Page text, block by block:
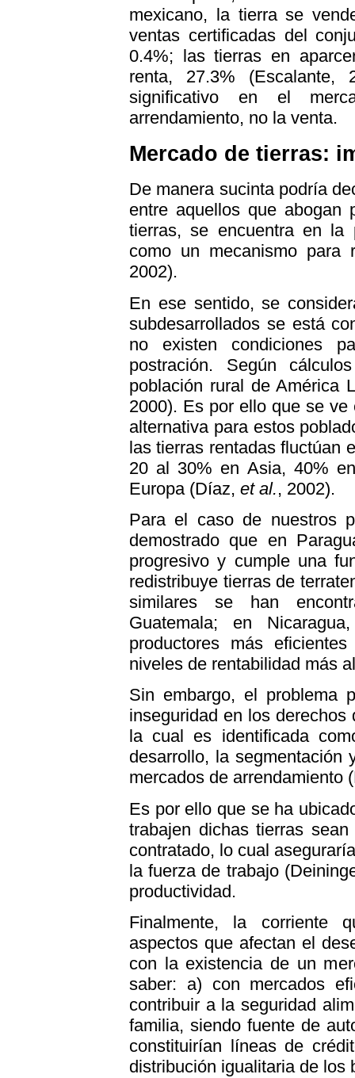
mexicano, la tierra se
ventas certificadas del
0.4%; las tierras en
renta, 27.3% (Escalante,
significativo en el
arrendamiento, no la venta.
Mercado de tierras:
De manera sucinta podría
entre aquellos que abogan
tierras, se encuentra en la
como un mecanismo
2002).
En ese sentido, se
subdesarrollados se está
no existen condiciones
postración. Según
población rural de América
2000). Es por ello que se
alternativa para estos
las tierras rentadas fluctúan
20 al 30% en Asia, 40%
Europa (Díaz, et al., 2002).
Para el caso de nuestros
demostrado que en
progresivo y cumple una
redistribuye tierras de
similares se han
Guatemala; en
productores más
niveles de rentabilidad más
Sin embargo, el problema
inseguridad en los
la cual es identificada
desarrollo, la segmentación
mercados de arrendamiento
Es por ello que se ha
trabajen dichas tierras
contratado, lo cual
la fuerza de trabajo
productividad.
Finalmente, la corriente
aspectos que afectan el
con la existencia de un
saber: a) con mercados
contribuir a la seguridad
familia, siendo fuente de
constituirían líneas de
distribución igualitaria de los